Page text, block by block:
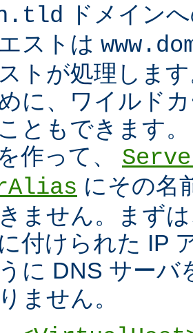
ドメイン
ストは
トが処理しま
に、ワイルド
ともできます
作って、
にその名
ません。まず
付けられた IP
に DNS サーバ
ません。